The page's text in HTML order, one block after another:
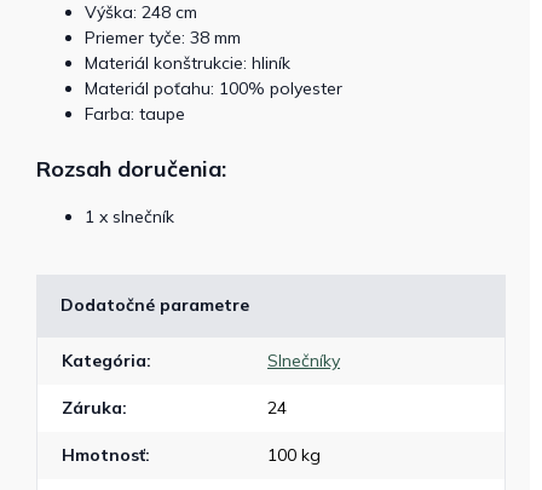
Výška: 248 cm
Priemer tyče: 38 mm
Materiál konštrukcie: hliník
Materiál poťahu: 100% polyester
Farba: taupe
Rozsah doručenia:
1 x slnečník
Dodatočné parametre
Kategória: Slnečníky
Záruka: 24
Hmotnosť: 100 kg